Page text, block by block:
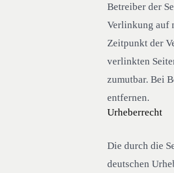
Betreiber der
Verlinkung auf
Zeitpunkt der
verlinkten
zumutbar. Bei
entfernen.
Urheberrecht
Die durch die
deutschen